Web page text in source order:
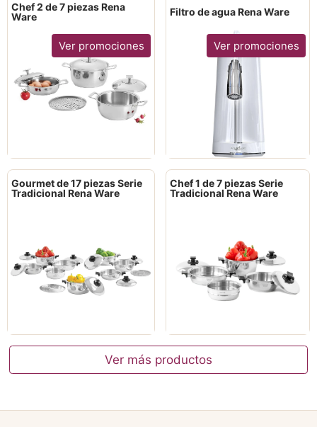
Chef 2 de 7 piezas Rena
Ware
Ver promociones
Filtro de agua Rena Ware
Ver promociones
Gourmet de 17 piezas Serie
Tradicional Rena Ware
Chef 1 de 7 piezas Serie
Tradicional Rena Ware
Ver más productos